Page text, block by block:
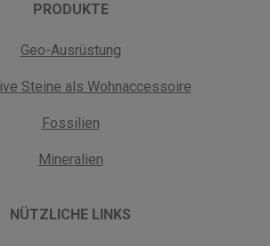
PRODUKTE
Geo-Ausrüstung
Steine als Wohnaccessoire
Fossilien
Mineralien
NÜTZLICHE LINKS